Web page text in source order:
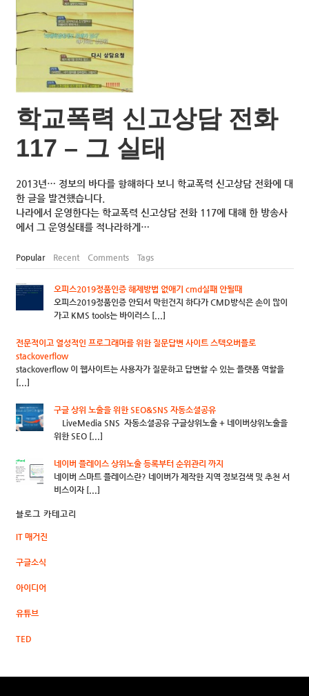
학교폭력 신고상담 전화
117 – 그 실태
2013년… 정보의 바다를 항해하다 보니 학교폭력 신고상담 전화에 대
한 글을 발견했습니다.
나라에서 운영한다는 학교폭력 신고상담 전화 117에 대해 한 방송사
에서 그 운영실태를 적나라하게…
Popular Recent Comments Tags
오피스2019정품인증 해제방법 없애기 cmd실패 안될때
오피스2019정품인증 안되서 막힌건지 하다가 CMD방식은 손이 많이
가고 KMS tools는 바이러스 [...]
전문적이고 열성적인 프로그래머를 위한 질문답변 사이트 스텍오버플로
stackoverflow
stackoverflow 이 웹사이트는 사용자가 질문하고 답변할 수 있는 플랫폼 역할을
[...]
구글 상위 노출을 위한 SEO&SNS 자동소셜공유
LiveMedia SNS 자동소셜공유 구글상위노출 + 네이버상위노출을
위한 SEO [...]
네이버 플레이스 상위노출 등록부터 순위관리 까지
네이버 스마트 플레이스란? 네이버가 제작한 지역 정보검색 및 추천 서
비스이자 [...]
블로그 카테고리
IT 매거진
구글소식
아이디어
유튜브
TED